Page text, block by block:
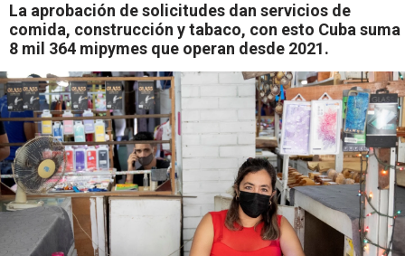
q
e
d
a
La aprobación de solicitudes dan servicios de
comida, construcción y tabaco, con esto Cuba suma
8 mil 364 mipymes que operan desde 2021.